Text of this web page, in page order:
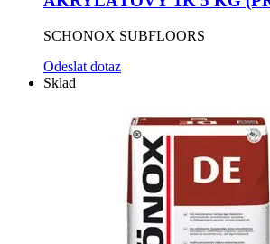
SCHONOX SUBFLOORS
Odeslat dotaz
Sklad